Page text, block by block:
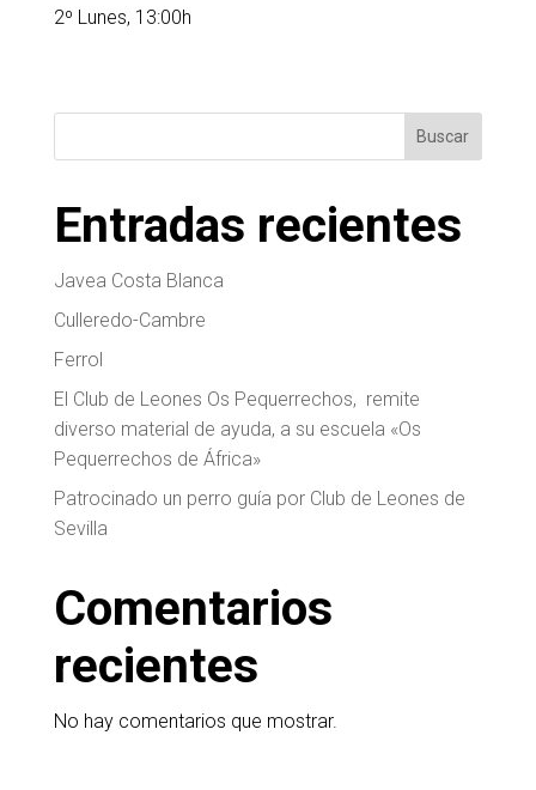
2º Lunes, 13:00h
Buscar
Entradas recientes
Javea Costa Blanca
Culleredo-Cambre
Ferrol
El Club de Leones Os Pequerrechos, remite
diverso material de ayuda, a su escuela «Os
Pequerrechos de África»
Patrocinado un perro guía por Club de Leones de
Sevilla
Comentarios
recientes
No hay comentarios que mostrar.